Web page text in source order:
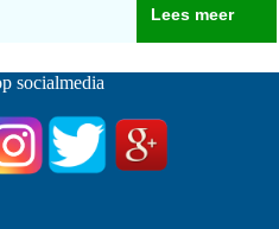
Lees meer
socialmedia